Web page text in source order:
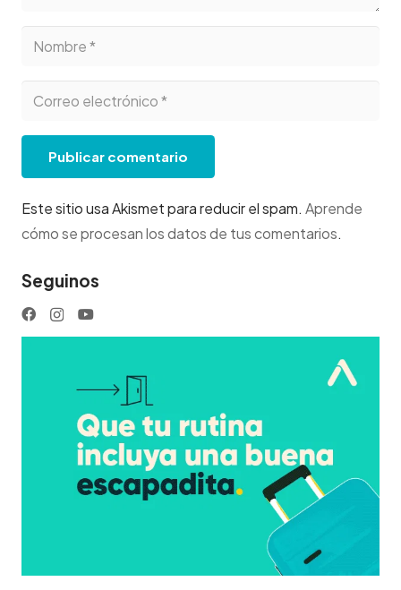
Publicar comentario
Este sitio usa Akismet para reducir el spam. Aprende
cómo se procesan los datos de tus comentarios.
Seguinos